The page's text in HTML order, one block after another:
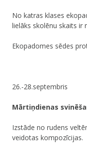
No katras klases
lielāks skolēnu skaits ir
Ekopadomes sēdes
26.-28.septembris
Mārtiņdienas
Izstāde no rudens
veidotas kompozīcijas.